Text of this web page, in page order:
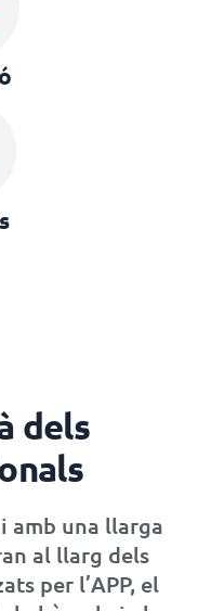
dels
amb una llarga
al llarg dels
per l’APP, el